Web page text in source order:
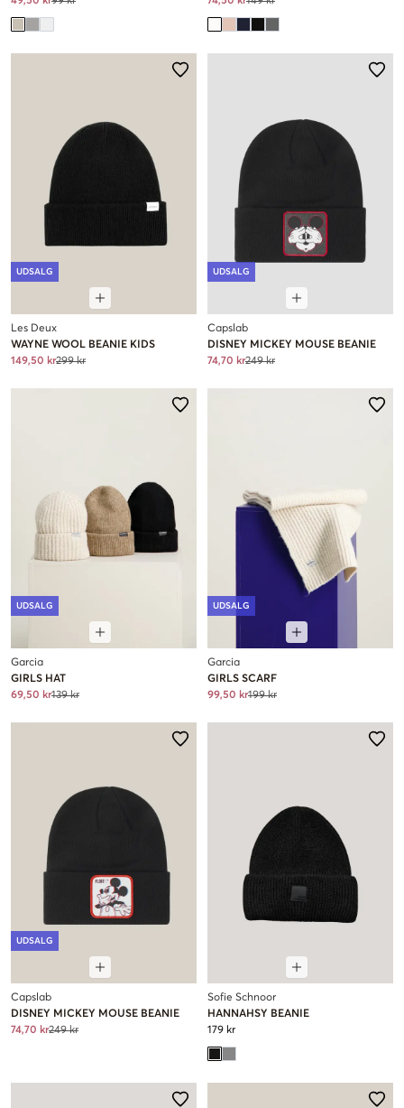
UDSALG
Les Deux
WAYNE WOOL BEANIE KIDS
149,50 kr299 kr
UDSALG
Capslab
DISNEY MICKEY MOUSE BEANIE
74,70 kr249 kr
UDSALG
Garcia
GIRLS HAT
69,50 kr139 kr
UDSALG
Garcia
GIRLS SCARF
99,50 kr199 kr
UDSALG
Capslab
DISNEY MICKEY MOUSE BEANIE
74,70 kr249 kr
Sofie Schnoor
HANNAHSY BEANIE
179 kr